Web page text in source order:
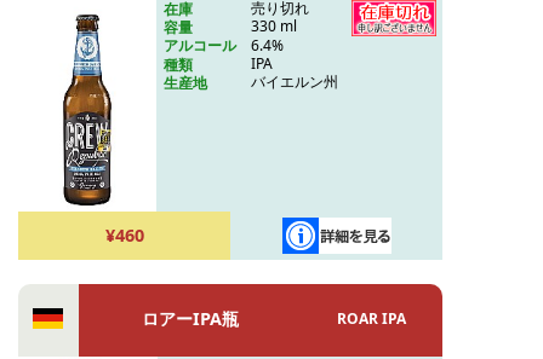
在庫
売り切れ
容量
330 ml
アルコール
6.4%
種類
IPA
生産地
バイエルン州
¥460
ロアーIPA瓶 ROAR IPA